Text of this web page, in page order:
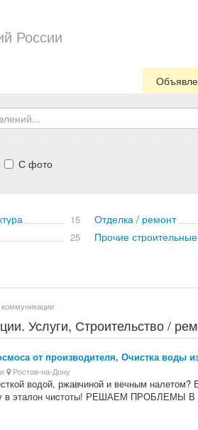
России
С фото
15 Отделка / ремонт
25 Прочие строительные
Услуги, Строительство /
от производителя, Очистка воды
Ростов-на-Дону
водой, ржавчиной и вечным налетом?
в эталон чиcтоты! РЕШАЕМ